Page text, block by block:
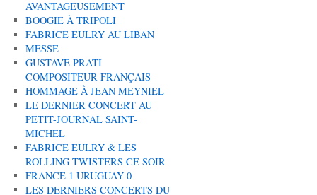
AVANTAGEUSEMENT
BOOGIE À TRIPOLI
FABRICE EULRY AU LIBAN
MESSE
GUSTAVE PRATI
COMPOSITEUR FRANÇAIS
HOMMAGE À JEAN MEYNIEL
LE DERNIER CONCERT AU
PETIT-JOURNAL SAINT-
MICHEL
FABRICE EULRY & LES
ROLLING TWISTERS CE SOIR
FRANCE 1 URUGUAY 0
LES DERNIERS CONCERTS DU